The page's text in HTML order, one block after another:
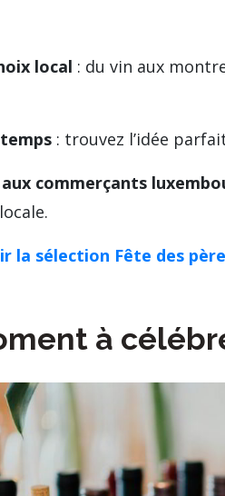
local : du vin aux
: trouvez l’idée
commerçants
la sélection Fête des
à